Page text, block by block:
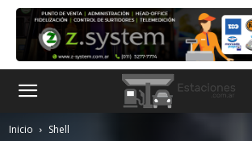
Inicio Shell